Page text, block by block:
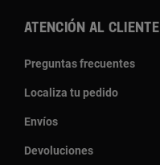
ATENCIÓN AL CLIENTE
Preguntas frecuentes
Localiza tu pedido
Envíos
Devoluciones